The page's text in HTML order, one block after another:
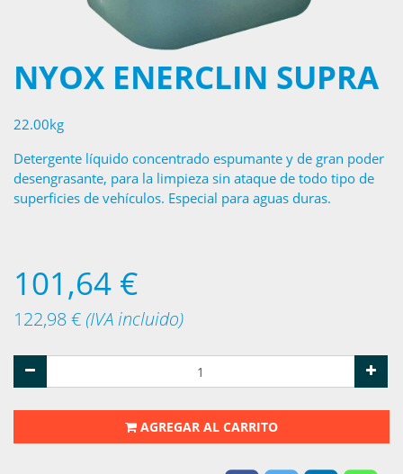
NYOX ENERCLIN SUPRA
22.00kg
Detergente líquido concentrado espumante y de gran poder
desengrasante, para la limpieza sin ataque de todo tipo de
superficies de vehículos. Especial para aguas duras.
101,64 €
122,98€ (IVA incluido)
AGREGAR AL CARRITO